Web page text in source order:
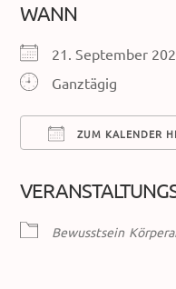
WANN
21. September
Ganztägig
ZUM KALENDER
Bewusstsein